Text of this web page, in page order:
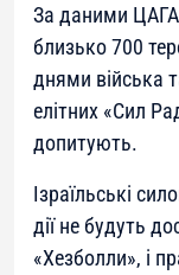
За даними
близько 700
днями війська
елітних «Сил
допитують.
Ізраїльські
дії не будуть
«Хезболли», і